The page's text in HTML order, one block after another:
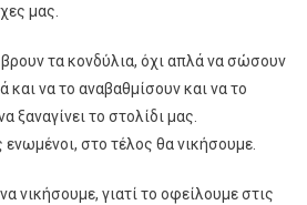
μας.
βρουν τα κονδύλια, όχι απλά να σώσουν
και να το αναβαθμίσουν και να το
ξαναγίνει το στολίδι μας.
ενωμένοι, στο τέλος θα νικήσουμε.
νικήσουμε, γιατί το οφείλουμε στις